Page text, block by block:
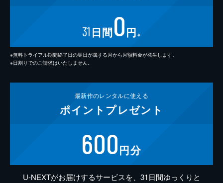
31 日間0円 ※
※無料トライアル期間終了日の翌日が属する月から月額料金が発生します。
※日割りでのご請求はいたしません。
最新作のレンタルに使える
ポイント プレゼント
600円分
U-NEXTがお届けするサービスを、31日間ゆっくりと